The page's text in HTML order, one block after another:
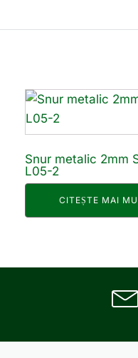
Snur metalic 2mm
L05-2
CITEȘTE MAI